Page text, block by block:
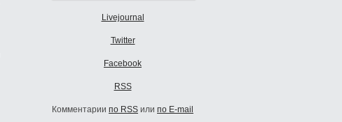
Livejournal
Twitter
Facebook
RSS
Комментарии по RSS или по E-mail